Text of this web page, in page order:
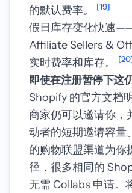
的默认费率。
[19]
假日库存变化快速
Affiliate Sellers &
实时费率和库存。
即使在注册暂停下这
Shopify 的官方文档
商家仍可以邀请你，
动者的短期邀请容量
的购物联盟渠道为你
径，很多相同的
无需 Collabs 申请。